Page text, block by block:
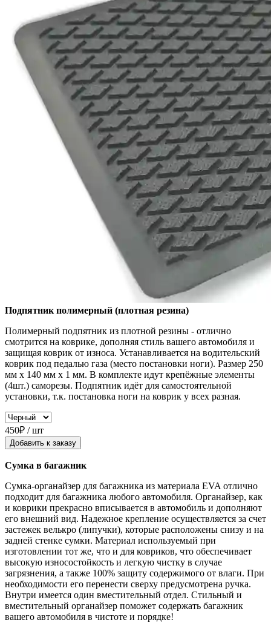
Подпятник полимерный (плотная резина)
Полимерный подпятник из плотной резины - отлично
смотрится на коврике, дополняя стиль вашего автомобиля и
защищая коврик от износа. Устанавливается на водительский
коврик под педалью газа (место постановки ноги). Размер 250
мм x 140 мм x 1 мм. В комплекте идут крепёжные элементы
(4шт.) саморезы. Подпятник идёт для самостоятельной
установки, т.к. постановка ноги на коврик у всех разная.
450₽ / шт
Добавить к заказу
Сумка в багажник
Сумка-органайзер для багажника из материала EVA отлично
подходит для багажника любого автомобиля. Органайзер, как
и коврики прекрасно вписывается в автомобиль и дополняют
его внешний вид. Надежное крепление осуществляется за счет
застежек велькро (липучки), которые расположены снизу и на
задней стенке сумки. Материал используемый при
изготовлении тот же, что и для ковриков, что обеспечивает
высокую износостойкость и легкую чистку в случае
загрязнения, а также 100% защиту содержимого от влаги. При
необходимости его перенести сверху предусмотрена ручка.
Внутри имеется один вместительный отдел. Стильный и
вместительный органайзер поможет содержать багажник
вашего автомобиля в чистоте и порядке!